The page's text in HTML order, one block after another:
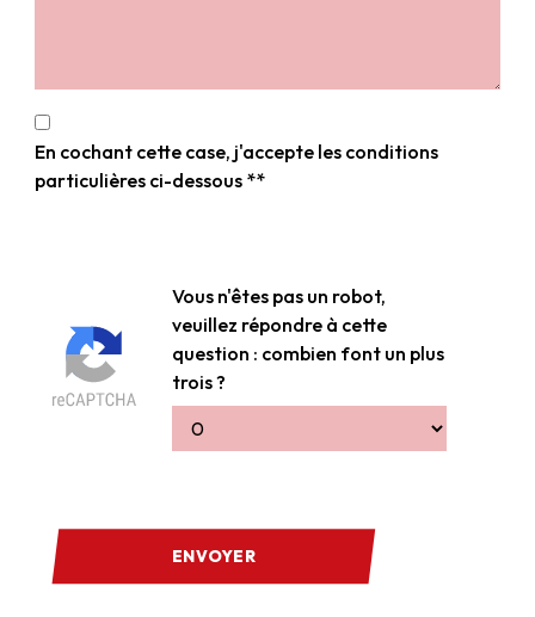
En cochant cette case, j'accepte les conditions
particulières ci-dessous **
Vous n'êtes pas un robot,
veuillez répondre à cette
question : combien font un plus
trois ?
ENVOYER